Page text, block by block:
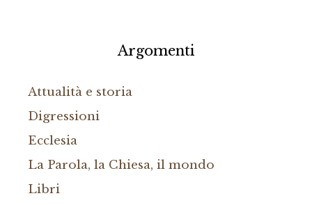
Argomenti
Attualità e storia
Digressioni
Ecclesia
La Parola, la Chiesa, il mondo
Libri